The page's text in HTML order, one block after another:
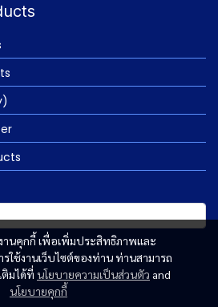
านคุกกี้ เพื่อเพิ่มประสิทธิภาพและ
ใช้งานเว็บไซต์ของท่าน ท่านสามารถ
ติมได้ที่ นโยบายความเป็นส่วนตัว and
นโยบายคุกกี้